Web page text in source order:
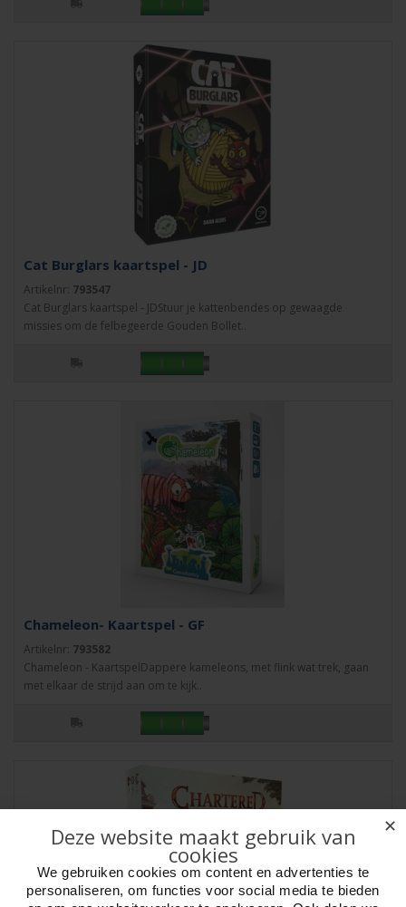
Cat Burglars kaartspel - JD
Artikelnr: 793547
Cat Burglars kaartspel - JDStuur je kattenbendes op gewaagde
missies om de felbegeerde Gouden Bollet..
Chameleon- Kaartspel - GF
Artikelnr: 793582
Chameleon - KaartspelDappere kameleons, met flink wat trek, gaan
met elkaar de strijd aan om te kijk..
✕
Deze website maakt gebruik van
cookies
We gebruiken cookies om content en advertenties te
personaliseren, om functies voor social media te bieden